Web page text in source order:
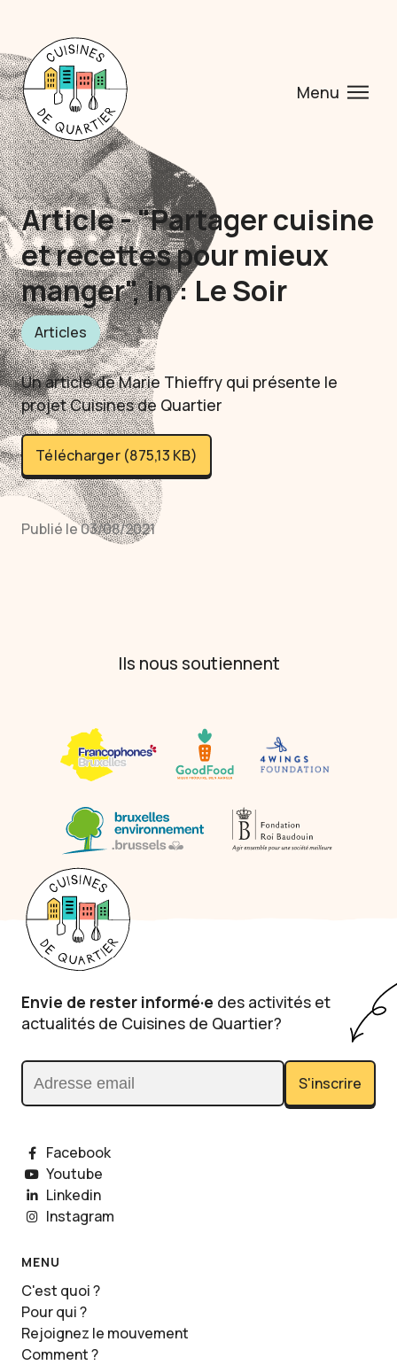
Menu
Article - "Partager cuisine
et recettes pour mieux
manger", in : Le Soir
Articles
Un article de Marie Thieffry qui présente le
projet Cuisines de Quartier
Télécharger (875,13 KB)
Publié le 03/08/2021
Ils nous soutiennent
Envie de rester informé·e des activités et
actualités de Cuisines de Quartier?
Adresse email S'inscrire
Facebook
Youtube
Linkedin
Instagram
MENU
C'est quoi ?
Pour qui ?
Rejoignez le mouvement
Comment ?